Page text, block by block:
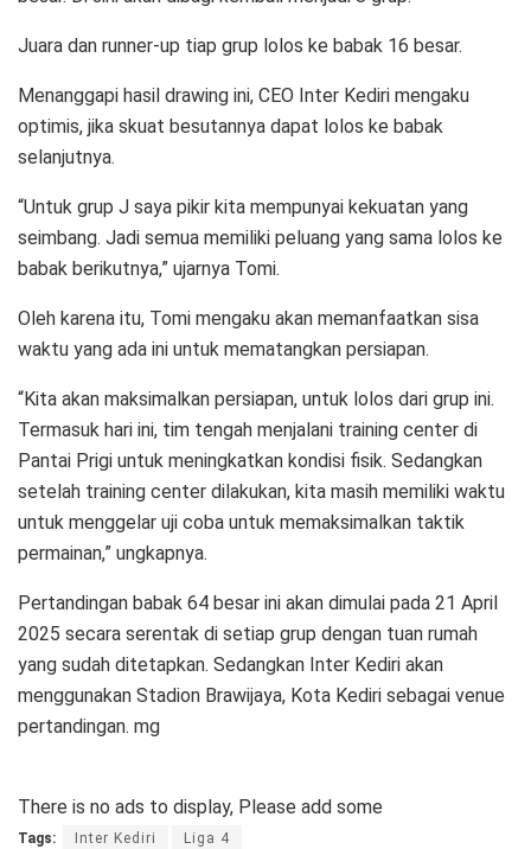
Juara dan runner-up tiap grup lolos ke babak 16 besar.
Menanggapi hasil drawing ini, CEO Inter Kediri mengaku
optimis, jika skuat besutannya dapat lolos ke babak
selanjutnya.
“Untuk grup J saya pikir kita mempunyai kekuatan yang
seimbang. Jadi semua memiliki peluang yang sama lolos ke
babak berikutnya,” ujarnya Tomi.
Oleh karena itu, Tomi mengaku akan memanfaatkan sisa
waktu yang ada ini untuk mematangkan persiapan.
“Kita akan maksimalkan persiapan, untuk lolos dari grup ini.
Termasuk hari ini, tim tengah menjalani training center di
Pantai Prigi untuk meningkatkan kondisi fisik. Sedangkan
setelah training center dilakukan, kita masih memiliki waktu
untuk menggelar uji coba untuk memaksimalkan taktik
permainan,” ungkapnya.
Pertandingan babak 64 besar ini akan dimulai pada 21 April
2025 secara serentak di setiap grup dengan tuan rumah
yang sudah ditetapkan. Sedangkan Inter Kediri akan
menggunakan Stadion Brawijaya, Kota Kediri sebagai venue
pertandingan. mg
There is no ads to display, Please add some
Tags: Inter Kediri Liga 4